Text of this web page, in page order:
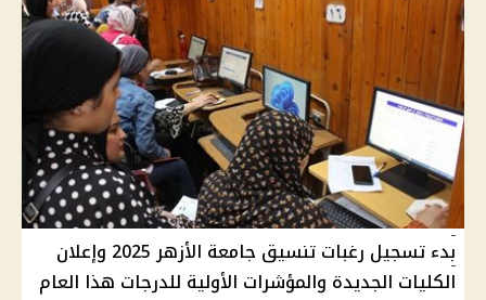
بدء تسجيل رغبات تنسيق جامعة الأزهر 2025 وإعلان
الكليات الجديدة والمؤشرات الأولية للدرجات هذا العام